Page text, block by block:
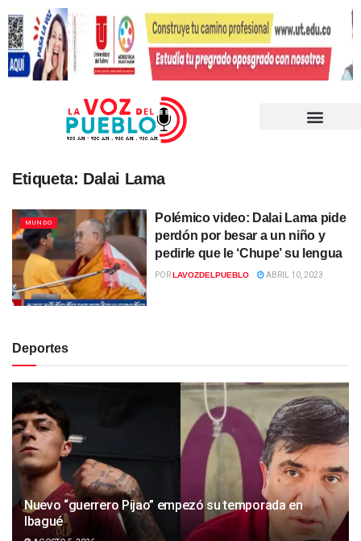
Etiqueta: Dalai Lama
MUNDO
Polémico video: Dalai Lama pide
perdón por besar a un niño y
pedirle que le ‘Chupe’ su lengua
PORLAVOZDELPUEBLO ABRIL 10, 2023
Deportes
Nuevo “guerrero Pijao” empezó su temporada en
Ibagué